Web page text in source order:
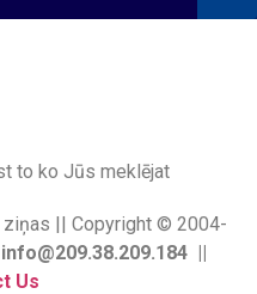
to ko Jūs meklējat
|| Copyright © 2004-
info@209.38.209.184 ||
Us